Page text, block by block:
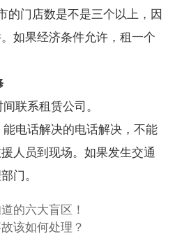
的门店数是不是三个以上，因
如果经济条件允许，租一个
联系租赁公司。
电话解决的电话解决，不能
人员到现场。如果发生交通
门。
的六大盲区！
该如何处理？